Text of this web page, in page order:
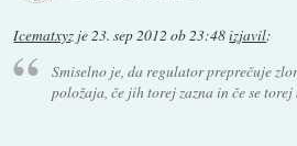
Icematxyz je23. sep 2012 ob 23:48izjavil:
Smiselno je, da regulator preprečuje
položaja, če jih torej zazna in če se